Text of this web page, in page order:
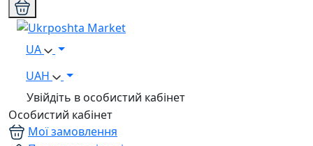
UA
UAH
Увійдіть в особистий кабінет
Особистий кабінет
Мої замовлення